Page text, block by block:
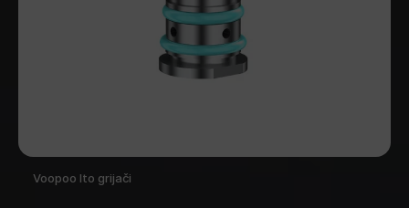
Voopoo Ito grijači